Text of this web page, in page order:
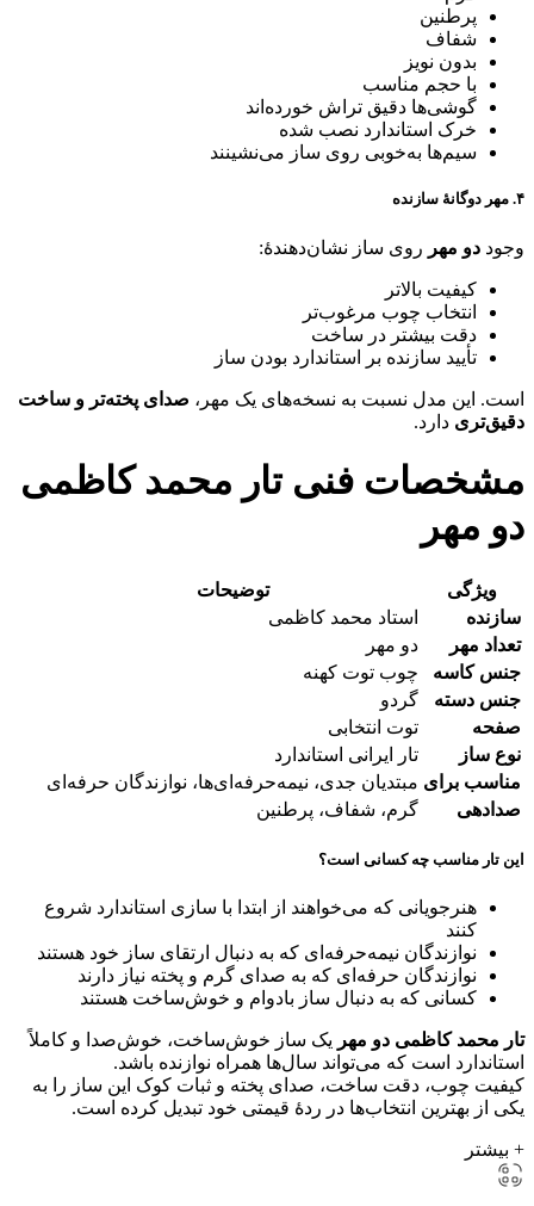
پرطنین
شفاف
بدون نویز
با حجم مناسب
گوشی‌ها دقیق تراش خورده‌اند
خرک استاندارد نصب شده
سیم‌ها به‌خوبی روی ساز می‌نشینند
۴. مهر دوگانهٔ سازنده
وجود دو مهر روی ساز نشان‌دهندهٔ:
کیفیت بالاتر
انتخاب چوب مرغوب‌تر
دقت بیشتر در ساخت
تأیید سازنده بر استاندارد بودن ساز
است. این مدل نسبت به نسخه‌های یک مهر، صدای پخته‌تر و ساخت
دقیق‌تری دارد.
مشخصات فنی تار محمد کاظمی
دو مهر
ویژگی
توضیحات
سازنده
استاد محمد کاظمی
تعداد مهر
دو مهر
جنس کاسه
چوب توت کهنه
جنس دسته
گردو
صفحه
توت انتخابی
نوع ساز
تار ایرانی استاندارد
مناسب برای مبتدیان جدی، نیمه‌حرفه‌ای‌ها، نوازندگان حرفه‌ای
صدادهی
گرم، شفاف، پرطنین
این تار مناسب چه کسانی است؟
هنرجویانی که می‌خواهند از ابتدا با سازی استاندارد شروع
کنند
نوازندگان نیمه‌حرفه‌ای که به دنبال ارتقای ساز خود هستند
نوازندگان حرفه‌ای که به صدای گرم و پخته نیاز دارند
کسانی که به دنبال ساز بادوام و خوش‌ساخت هستند
تار محمد کاظمی دو مهر یک ساز خوش‌ساخت، خوش‌صدا و کاملاً
استاندارد است که می‌تواند سال‌ها همراه نوازنده باشد.
کیفیت چوب، دقت ساخت، صدای پخته و ثبات کوک این ساز را به
یکی از بهترین انتخاب‌ها در ردهٔ قیمتی خود تبدیل کرده است.
+ بیشتر